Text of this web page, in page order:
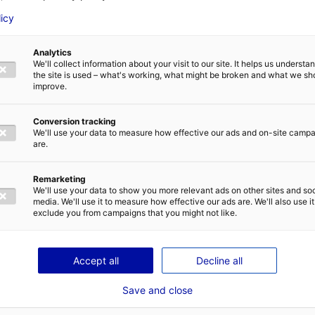
par le Conseil régional des Pays de la Loire dans le
et audiovisuelle, en partenariat
le Bureau d’Accueil des Tournages des Pays de la Loire.
Analytics
We'll collect information about your visit to our site. It helps us
the site is used – what's working, what might be broken and what we
improve.
Conversion tracking
We'll use your data to measure how effective our ads and on-site
are.
Remarketing
We'll use your data to show you more relevant ads on other sites and
media. We'll use it to measure how effective our ads are. We'll also use
exclude you from campaigns that you might not like.
Accept all Decline all
Save and close